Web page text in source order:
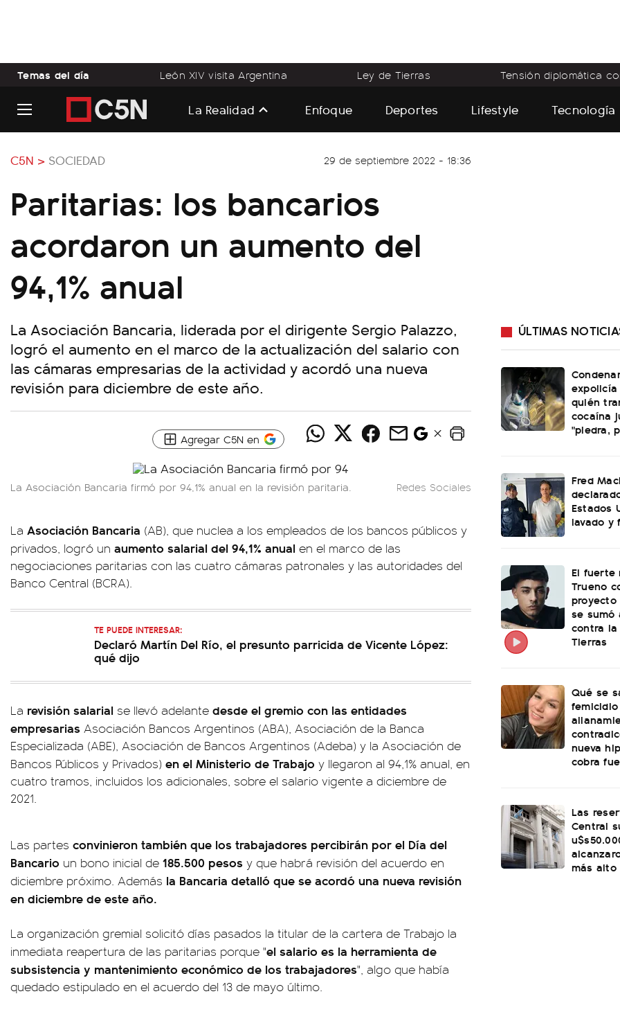
Temas del día León XIV visita Argentina Ley de Tierras Tensión diplomática
La Realidad Enfoque Deportes Lifestyle Tecnología
C5N > SOCIEDAD 29 de septiembre 2022 - 18:36
Paritarias: los bancarios
acordaron un aumento del
94,1% anual
La Asociación Bancaria, liderada por el dirigente Sergio Palazzo,
logró el aumento en el marco de la actualización del salario con
las cámaras empresarias de la actividad y acordó una nueva
revisión para diciembre de este año.
Agregar C5N en
La Asociación Bancaria firmó por 94,1% anual en la revisión paritaria. Redes Sociales
La Asociación Bancaria (AB), que nuclea a los empleados de los bancos públicos y
privados, logró un aumento salarial del 94,1% anual en el marco de las
negociaciones paritarias con las cuatro cámaras patronales y las autoridades del
Banco Central (BCRA).
TE PUEDE INTERESAR:
Declaró Martín Del Río, el presunto parricida de Vicente López:
qué dijo
La revisión salarial se llevó adelante desde el gremio con las entidades
empresarias Asociación Bancos Argentinos (ABA), Asociación de la Banca
Especializada (ABE), Asociación de Bancos Argentinos (Adeba) y la Asociación de
Bancos Públicos y Privados) en el Ministerio de Trabajo y llegaron al 94,1% anual, en
cuatro tramos, incluidos los adicionales, sobre el salario vigente a diciembre de
2021.
Las partes convinieron también que los trabajadores percibirán por el Día del
Bancario un bono inicial de 185.500 pesos y que habrá revisión del acuerdo en
diciembre próximo. Además la Bancaria detalló que se acordó una nueva revisión
en diciembre de este año.
La organización gremial solicitó días pasados la titular de la cartera de Trabajo la
inmediata reapertura de las paritarias porque "el salario es la herramienta de
subsistencia y mantenimiento económico de los trabajadores", algo que había
quedado estipulado en el acuerdo del 13 de mayo último.
ÚLTIMAS
quién
cocaína
"piedra,
Fred
Estados
lavado y
El fuerte
Trueno
proyecto
se sumó
contra
Tierras
Qué se
nueva
cobra
Las
Central
más alto